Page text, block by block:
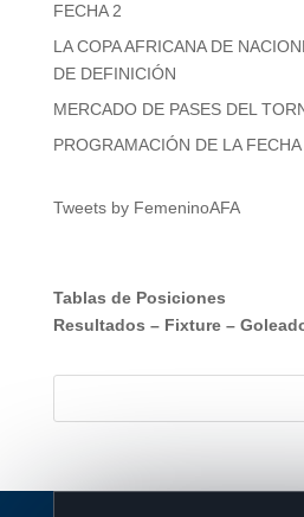
FECHA 2
LA COPA AFRICANA DE
DE DEFINICIÓN
MERCADO DE PASES DEL
PROGRAMACIÓN DE LA
Tweets by FemeninoAFA
Tablas de Posiciones
Resultados – Fixture–